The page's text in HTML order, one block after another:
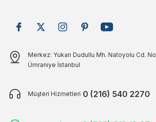
Merkez: Yukarı Dudullu Mh. Natoyolu Cd.
Ümraniye İstanbul
Müşteri Hizmetleri 0 (216) 540 2270